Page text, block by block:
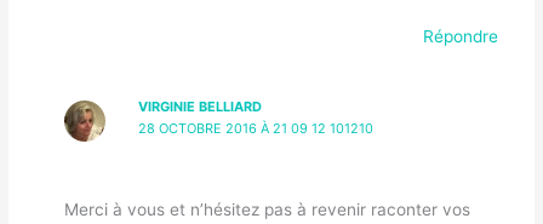
Répondre
VIRGINIE BELLIARD
28 OCTOBRE 2016 À 21 09 12 101210
Merci à vous et n’hésitez pas à revenir raconter vos